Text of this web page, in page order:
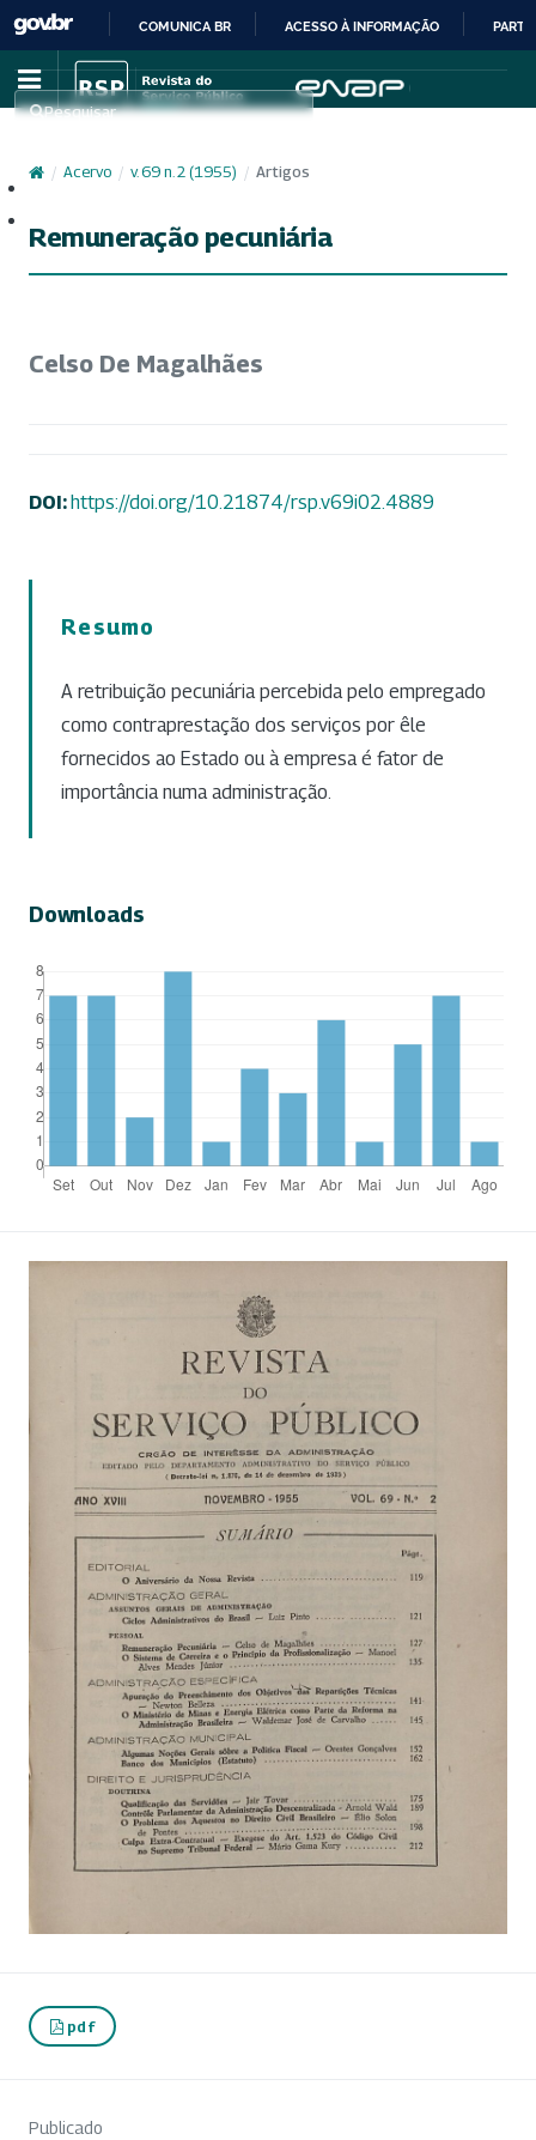
IR
PARA
CONTEÚDO
COMUNICA BR ACESSO À INFORMAÇÃO
Pesquisar
/ Acervo / v. 69 n. 2 (1955) / Artigos
Remuneração pecuniária
Celso De Magalhães
DOI:https://doi.org/10.21874/rsp.v69i02.4889
Resumo
A retribuição pecuniária percebida pelo empregado
como contraprestação dos serviços por êle
fornecidos ao Estado ou à empresa é fator de
importância numa administração.
Downloads
pdf
Publicado